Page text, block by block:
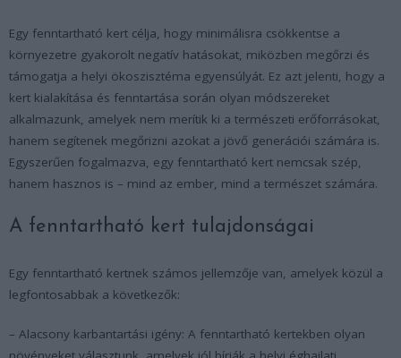
Egy fenntartható kert célja, hogy minimálisra csökkentse a
környezetre gyakorolt negatív hatásokat, miközben megőrzi és
támogatja a helyi ökoszisztéma egyensúlyát. Ez azt jelenti, hogy a
kert kialakítása és fenntartása során olyan módszereket
alkalmazunk, amelyek nem merítik ki a természeti erőforrásokat,
hanem segítenek megőrizni azokat a jövő generációi számára is.
Egyszerűen fogalmazva, egy fenntartható kert nemcsak szép,
hanem hasznos is – mind az ember, mind a természet számára.
A fenntartható kert tulajdonságai
Egy fenntartható kertnek számos jellemzője van, amelyek közül a
legfontosabbak a következők:
– Alacsony karbantartási igény: A fenntartható kertekben olyan